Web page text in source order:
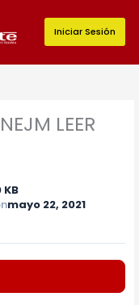
Iniciar Sesión
LEER
KB
mayo 22, 2021